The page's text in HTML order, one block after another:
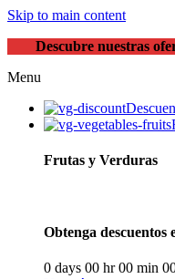
Skip to main content
Descubre nuestras
Menu
Frutas y Verduras
Obtenga descuentos
0 days 00 hr00 min